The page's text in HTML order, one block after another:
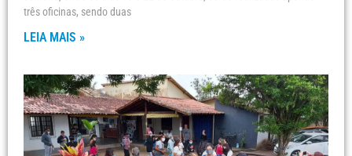
três oficinas, sendo duas
LEIA MAIS »